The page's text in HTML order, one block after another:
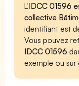
L'IDCC 01596
collective
identifiant est
Vous pouvez
IDCC 01596
exemple ou sur